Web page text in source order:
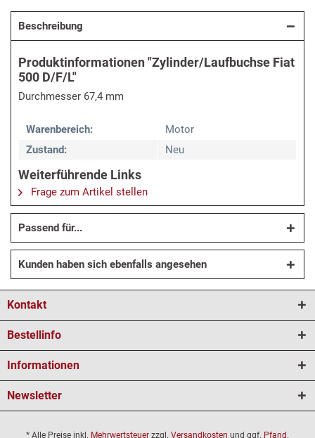
Beschreibung
Produktinformationen "Zylinder/Laufbuchse Fiat
500 D/F/L"
Durchmesser 67,4 mm
Warenbereich:
Motor
Zustand:
Neu
Weiterführende Links
Frage zum Artikel stellen
Passend für...
Kunden haben sich ebenfalls angesehen
Kontakt
Bestellinfo
Informationen
Newsletter
* Alle Preise inkl. Mehrwertsteuer zzgl. Versandkosten und ggf. Pfand.